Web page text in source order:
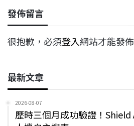
發佈留言
很抱歉，必須登入網站才能發
最新文章
2026-08-07
歷時三個月成功驗證！Shield